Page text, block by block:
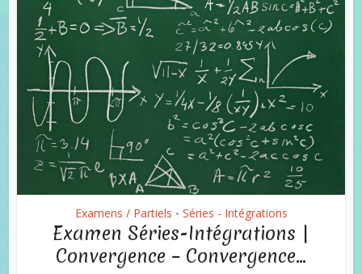
Examens / Partiels • Séries - Intégrations
Examen Séries-Intégrations |
Convergence – Convergence...